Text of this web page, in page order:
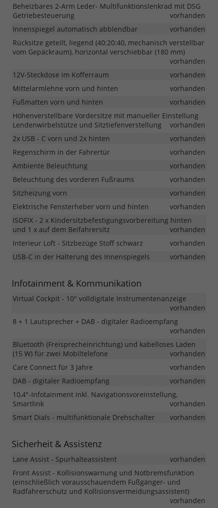
Beheizbares 2-Arm Leder- Multifunktionslenkrad mit DSG
Getriebesteuerung
vorhanden
Innenspiegel automatisch abblendbar
vorhanden
Rücksitze geteilt, liegend (40:20:40, mechanisch verstellbar
vom Gepäckraum), horizontal verschiebbar (180 mm)
vorhanden
12V-Steckdose im Kofferraum
vorhanden
Mittelarmlehne vorn und hinten
vorhanden
Fußmatten vorn und hinten
vorhanden
Höhenverstellbare Vordersitze mit manueller Einstellung
Lendenwirbelstütze und Sitztiefenverstellung
vorhanden
2x USB - C vorn und 2x hinten
vorhanden
Regenschirm in der Fahrertür
vorhanden
Ambiente Beleuchtung
vorhanden
Beleuchtung des vorderen Fußraums
vorhanden
Sitzheizung vorn
vorhanden
Elektrische Fensterheber vorn und hinten
vorhanden
ISOFIX - 2 x Kindersitzbefestigungsvorbereitung hinten
und 1 x auf dem Beifahrersitz
vorhanden
Interieur Loft - Sitzbezüge Stoff schwarz
vorhanden
USB-C in der Halterung des Innenspiegels
vorhanden
Infotainment & Kommunikation
Virtual Cockpit - 10" volldigitale Instrumentenanzeige
vorhanden
8 + 1 Lautsprecher + DAB - digitaler Radioempfang
vorhanden
Bluetooth (Freisprecheinrichtung) und kabelloses Laden
(15 W) für zwei Mobiltelefone
vorhanden
Care Connect für 3 Jahre
vorhanden
DAB - digitaler Radioempfang
vorhanden
10,4"-Infotainment inkl. Navigationsvoreinstellung,
Smartlink
vorhanden
Smart Dials - multifunktionale Drehschalter
vorhanden
Sicherheit & Assistenz
Lane Assist - Spurhalteassistent
vorhanden
Front Assist - Kollisionswarnung und Notbremsfunktion
(einschließlich vorausschauendem Fußgänger- und
Radfahrerschutz und Kollisionsvermeidungsassistent)
vorhanden